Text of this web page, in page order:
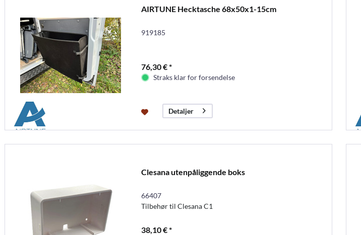
AIRTUNE Hecktasche 68x50x1-15cm
919185
76,30 € *
Straks klar for forsendelse
Detaljer
Clesana utenpåliggende boks
66407
Tilbehør til Clesana C1
38,10 € *